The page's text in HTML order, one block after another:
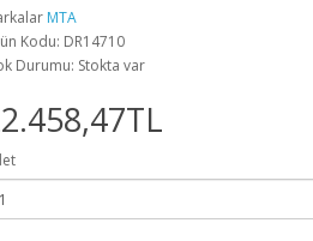
MTA
Kodu: DR14710
Durumu: Stokta var